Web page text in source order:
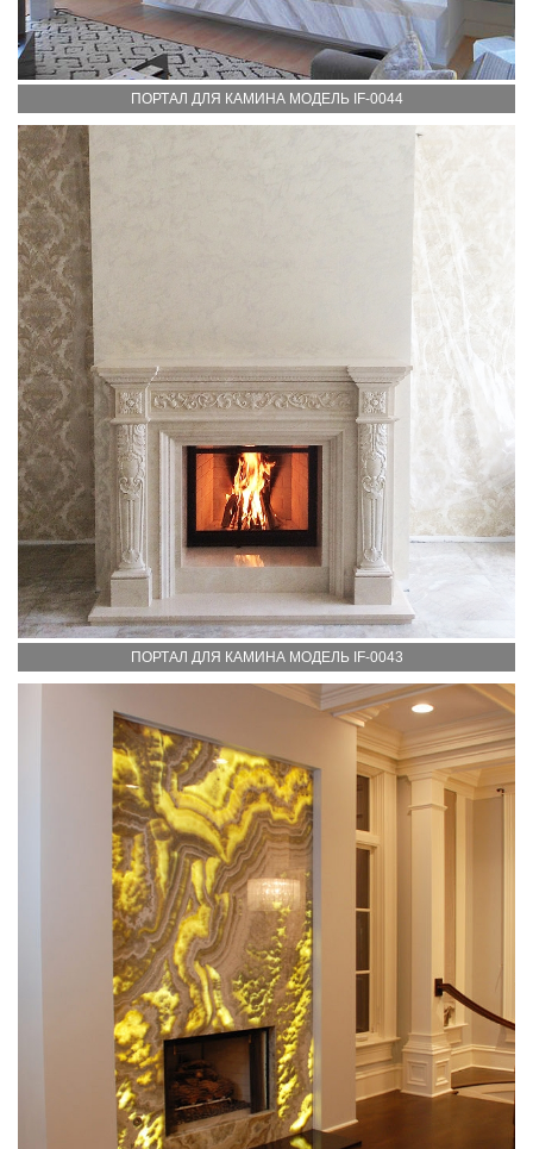
ПОРТАЛ ДЛЯ КАМИНА МОДЕЛЬ IF-0044
ПОРТАЛ ДЛЯ КАМИНА МОДЕЛЬ IF-0043